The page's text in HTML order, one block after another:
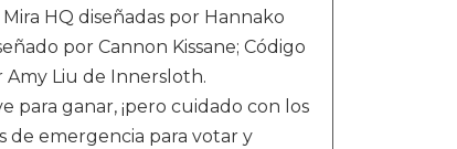
HQ diseñadas por Hannako
por Cannon Kissane; Código
Amy Liu de Innersloth.
ganar, ¡pero cuidado con los
de emergencia para votar y